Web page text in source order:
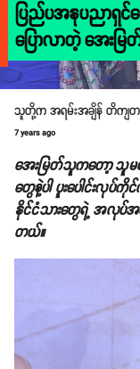
ပြည်ပအနုပညာရှ
ပြောလာတဲ့ အေးမ
သူတို့က အရမ်းအချိန် တိကျ
7 years ago
အေးမြတ်သူကတော့ သူ
တွေနဲ့ပါ ပူးပေါင်းလုပ်
နိုင်ငံသားတွေရဲ့ အလုပ်အ
တယ်။